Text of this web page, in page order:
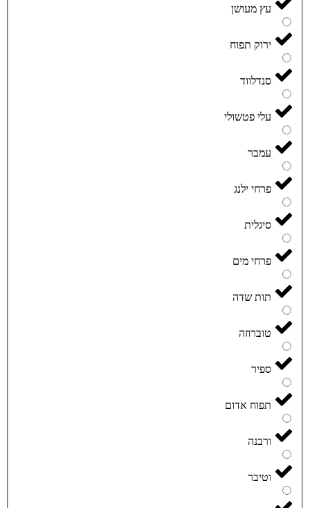
עץ מעושן
ירוק תפוח
סנדלווד
עלי פטשולי
עמבר
פרחי ילנג
סיגלית
פרחי מים
תות שדה
טוברוזה
ספיר
תפוח אדום
ורבנה
וטיבר